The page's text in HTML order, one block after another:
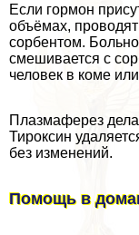
Если гормон
объёмах,
сорбентом.
смешивается с
человек в коме
Плазмаферез
Тироксин
без изменений.
Помощь в